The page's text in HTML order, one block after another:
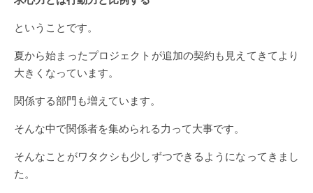
ということです。
夏から始まったプロジェクトが追加の契約も見えてきてより
大きくなっています。
関係する部門も増えています。
そんな中で関係者を集められる力って大事です。
そんなことがワタクシも少しずつできるようになってきまし
た。